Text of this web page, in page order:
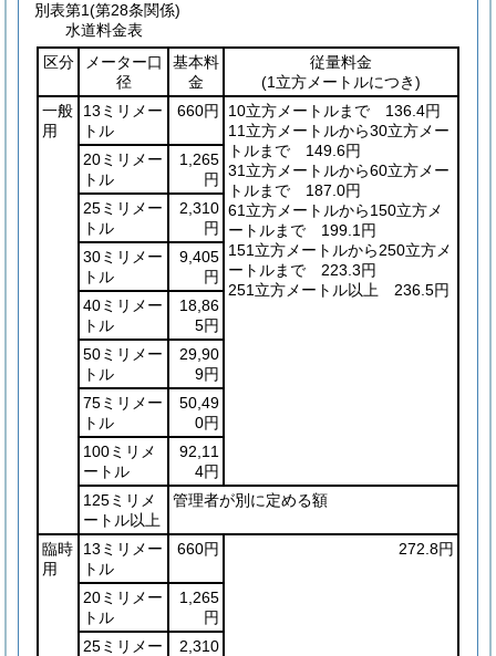
別表第1(第28条関係)
水道料金表
区分
メーター口
径
基本料
金
従量料金
(1立方メートルにつき)
一般
用
13ミリメー
トル
660円
10立方メートルまで 136.4円
11立方メートルから30立方メー
トルまで 149.6円
31立方メートルから60立方メー
トルまで 187.0円
61立方メートルから150立方メ
ートルまで 199.1円
151立方メートルから250立方メ
ートルまで 223.3円
251立方メートル以上 236.5円
20ミリメー
トル
1,265
円
25ミリメー
トル
2,310
円
30ミリメー
トル
9,405
円
40ミリメー
トル
18,86
5円
50ミリメー
トル
29,90
9円
75ミリメー
トル
50,49
0円
100ミリメ
ートル
92,11
4円
125ミリメ
ートル以上
管理者が別に定める額
臨時
用
13ミリメー
トル
660円 272.8円
20ミリメー
トル
1,265
円
25ミリメー
2,310